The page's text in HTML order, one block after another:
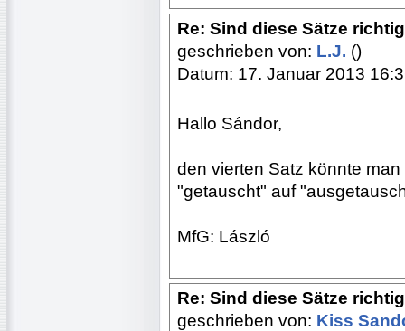
Re: Sind diese Sätze
geschrieben von: L.J. ()
Datum: 17. Januar 2013
Hallo Sándor,
den vierten Satz könnte
"getauscht" auf
MfG: László
Re: Sind diese Sätze
geschrieben von: Kiss